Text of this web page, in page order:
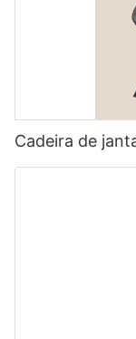
Cadeira de